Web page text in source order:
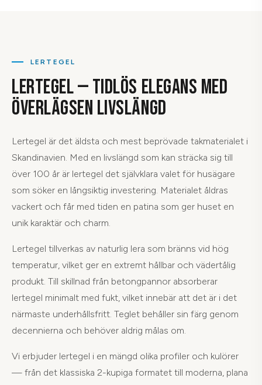
LERTEGEL
LERTEGEL — TIDLÖS ELEGANS MED
ÖVERLÄGSEN LIVSLÄNGD
Lertegel är det äldsta och mest beprövade takmaterialet i
Skandinavien. Med en livslängd som kan sträcka sig till
över 100 år är lertegel det självklara valet för husägare
som söker en långsiktig investering. Materialet åldras
vackert och får med tiden en patina som ger huset en
unik karaktär och charm.
Lertegel tillverkas av naturlig lera som bränns vid hög
temperatur, vilket ger en extremt hållbar och vädertålig
produkt. Till skillnad från betongpannor absorberar
lertegel minimalt med fukt, vilket innebär att det är i det
närmaste underhållsfritt. Teglet behåller sin färg genom
decennierna och behöver aldrig målas om.
Vi erbjuder lertegel i en mängd olika profiler och kulörer
— från det klassiska 2-kupiga formatet till moderna, plana